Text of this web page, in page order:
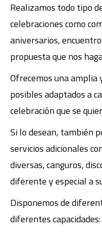
Realizamos todo tipo
celebraciones como
aniversarios,
propuesta que nos
Ofrecemos una amplia
posibles adaptados a
celebración que se
Si lo desean, también
servicios adicionales
diversas, canguros,
diferente y especial a
Disponemos de
diferentes capacidades: